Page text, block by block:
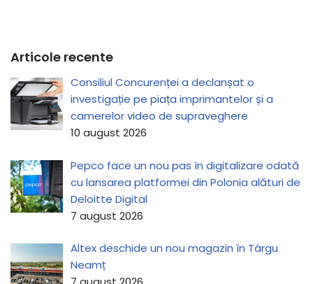
Articole recente
Consiliul Concurenței a declanșat o
investigație pe piața imprimantelor și a
camerelor video de supraveghere
10 august 2026
Pepco face un nou pas în digitalizare odată
cu lansarea platformei din Polonia alături de
Deloitte Digital
7 august 2026
Altex deschide un nou magazin în Târgu
Neamț